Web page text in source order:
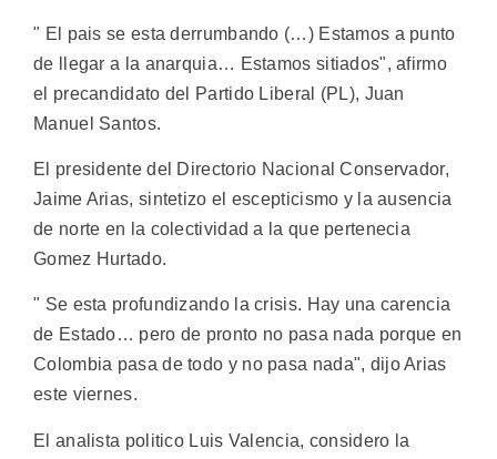
" El pais se esta derrumbando (…) Estamos a punto
de llegar a la anarquia… Estamos sitiados", afirmo
el precandidato del Partido Liberal (PL), Juan
Manuel Santos.
El presidente del Directorio Nacional Conservador,
Jaime Arias, sintetizo el escepticismo y la ausencia
de norte en la colectividad a la que pertenecia
Gomez Hurtado.
" Se esta profundizando la crisis. Hay una carencia
de Estado… pero de pronto no pasa nada porque en
Colombia pasa de todo y no pasa nada", dijo Arias
este viernes.
El analista politico Luis Valencia, considero la